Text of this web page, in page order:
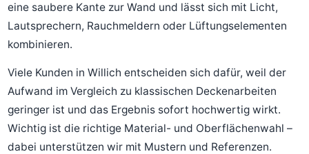
eine saubere Kante zur Wand und lässt sich mit Licht,
Lautsprechern, Rauchmeldern oder Lüftungselementen
kombinieren.
Viele Kunden in Willich entscheiden sich dafür, weil der
Aufwand im Vergleich zu klassischen Deckenarbeiten
geringer ist und das Ergebnis sofort hochwertig wirkt.
Wichtig ist die richtige Material- und Oberflächenwahl –
dabei unterstützen wir mit Mustern und Referenzen.